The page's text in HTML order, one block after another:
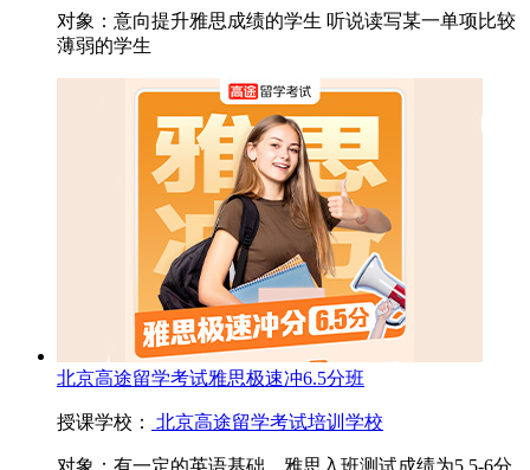
对象： 意向提升雅思成绩的学生 听说读写某一单项比较
薄弱的学生
北京高途留学考试雅思极速冲6.5分班
授课学校： 北京高途留学考试培训学校
对象： 有一定的英语基础，雅思入班测试成绩为5.5-6分